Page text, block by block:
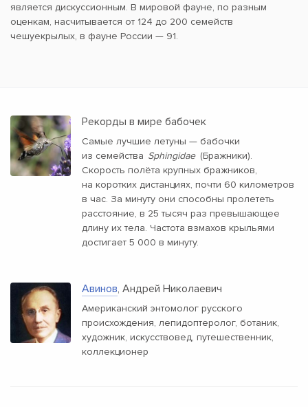
является дискуссионным. В мировой фауне, по разным
оценкам, насчитывается от 124 до 200 семейств
чешуекрылых, в фауне России — 91.
Рекорды в мире бабочек
Самые лучшие летуны — бабочки
из семейства Sphingidae (Бражники).
Скорость полёта крупных бражников,
на коротких дистанциях, почти 60 километров
в час. За минуту они способны пролететь
расстояние, в 25 тысяч раз превышающее
длину их тела. Частота взмахов крыльями
достигает 5 000 в минуту.
Авинов, Андрей Николаевич
Американский энтомолог русского
происхождения, лепидоптеролог, ботаник,
художник, искусствовед, путешественник,
коллекционер